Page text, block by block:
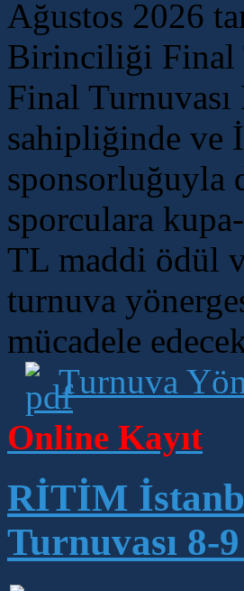
Ağustos 2026
Birinciliği Final
Final
sahipliğinde ve
sponsorluğuyla
sporculara
TL maddi ödül
turnuva
mücadele
Turnuva
Online Kayıt
RİTİM
Turnuvası 8-